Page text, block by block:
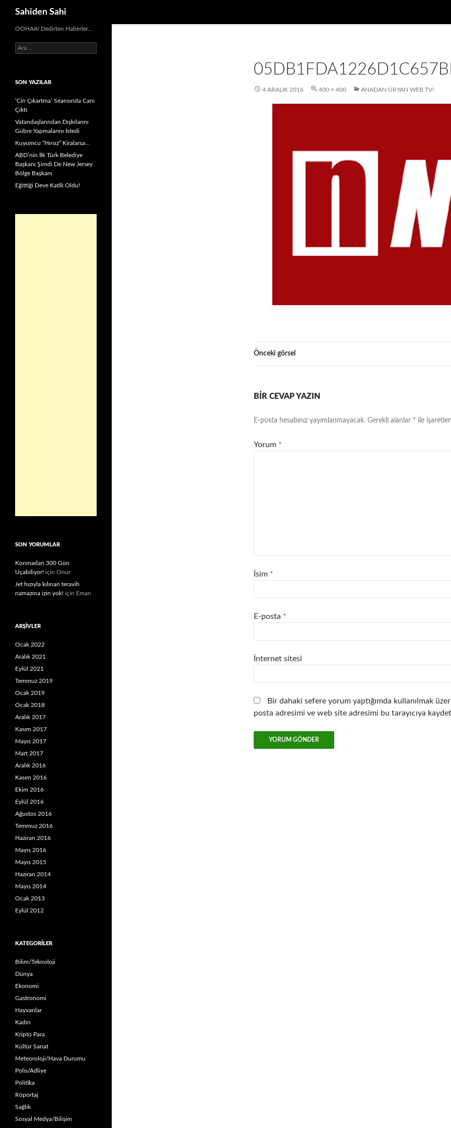
Sahiden Sahi
4 ARALIK 2016 400 × 400 ANADAN ÜRYAN WEB TV!
Önceki görsel
BIR CEVAP YAZIN
E-posta hesabınız yayımlanmayacak. Gerekli alanlar * ile
Yorum *
İsim *
E-posta *
İnternet sitesi
Bir dahaki sefere yorum yaptığımda kullanılmak
posta adresimi ve web site adresimi bu tarayıcıya
OOHAA! Dedirten Haberler…
Arama:
SON YAZILAR
‘Cin Çıkartma’ Seansında Canı
Çıktı
Vatandaşlarından Dışkılarını
Gübre Yapmalarını İstedi
Kuyumcu “Hırsız” Kiralarsa…
ABD’nin İlk Türk Belediye
Başkanı Şimdi De New Jersey
Bölge Başkanı
Eğittiği Deve Katili Oldu!
SON YORUMLAR
Konmadan 300 Gün
Uçabiliyor! için Onur
Jet hızıyla kılınan teravih
namazına izin yok! için Eman
ARŞIVLER
Ocak 2022
Aralık 2021
Eylül 2021
Temmuz 2019
Ocak 2019
Ocak 2018
Aralık 2017
Kasım 2017
Mayıs 2017
Mart 2017
Aralık 2016
Kasım 2016
Ekim 2016
Eylül 2016
Ağustos 2016
Temmuz 2016
Haziran 2016
Mayıs 2016
Mayıs 2015
Haziran 2014
Mayıs 2014
Ocak 2013
Eylül 2012
KATEGORILER
Bilim/Teknoloji
Dünya
Ekonomi
Gastronomi
Hayvanlar
Kadın
Kripto Para
Kültür Sanat
Meteoroloji/Hava Durumu
Polis/Adliye
Politika
Röportaj
Sağlık
Sosyal Medya/Bilişim